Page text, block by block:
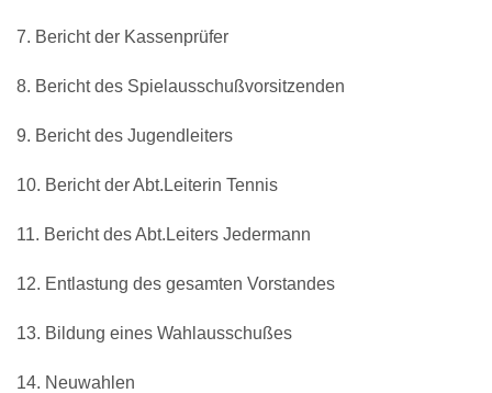
7. Bericht der Kassenprüfer
8. Bericht des Spielausschußvorsitzenden
9. Bericht des Jugendleiters
10. Bericht der Abt.Leiterin Tennis
11. Bericht des Abt.Leiters Jedermann
12. Entlastung des gesamten Vorstandes
13. Bildung eines Wahlausschußes
14. Neuwahlen